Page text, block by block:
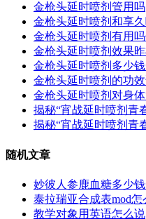
金枪头延时喷剂管用吗
金枪头延时喷剂和享
金枪头延时喷剂有用
金枪头延时喷剂效果
金枪头延时喷剂多少
金枪头延时喷剂的功
金枪头延时喷剂对身
揭秘“宵战延时喷剂青
揭秘“宵战延时喷剂青
随机文章
妙彼人参鹿血糖多少
泰拉瑞亚合成表mod怎
教学对象用英语怎么说